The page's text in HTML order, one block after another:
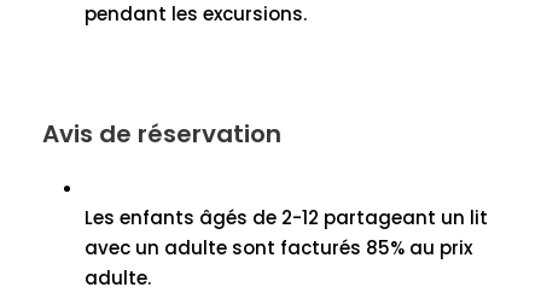
pendant les excursions.
Avis de réservation
Les enfants âgés de 2-12 partageant un lit
avec un adulte sont facturés 85% au prix
adulte.